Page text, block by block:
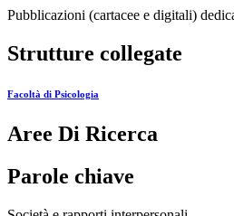
Pubblicazioni (cartacee e digitali)
Strutture collegate
Facoltà di Psicologia
Aree Di Ricerca
Parole chiave